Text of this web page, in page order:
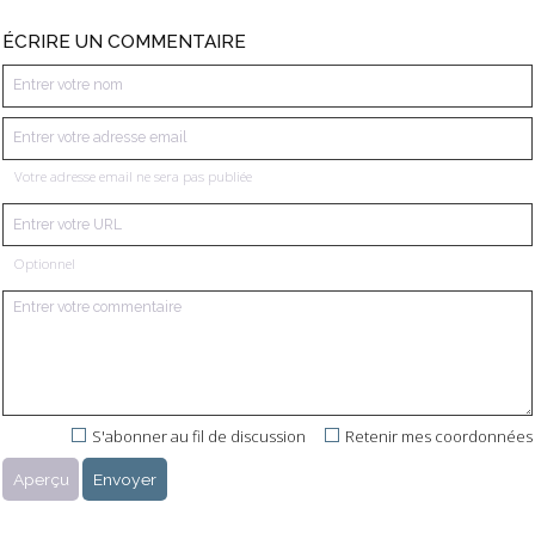
ÉCRIRE UN COMMENTAIRE
Votre adresse email ne sera pas publiée
Optionnel
Retenir mes coordonnées
S'abonner au fil de discussion